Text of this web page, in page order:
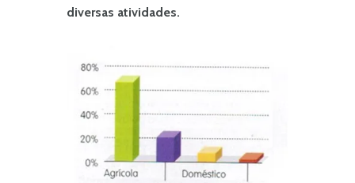
diversas atividades.